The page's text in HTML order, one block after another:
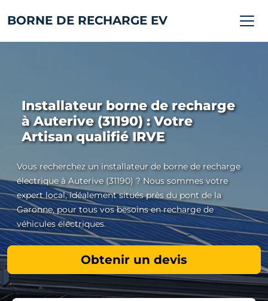
BORNE DE RECHARGE EV
Installateur borne de recharge
à Auterive (31190) : Votre
Artisan qualifié IRVE
Vous recherchez un installateur de borne de recharge
électrique à Auterive (31190) ? Nous sommes votre
expert local, idéalement situés près du pont de la
Garonne, pour tous vos besoins en recharge de
véhicules électriques.
Obtenir un devis